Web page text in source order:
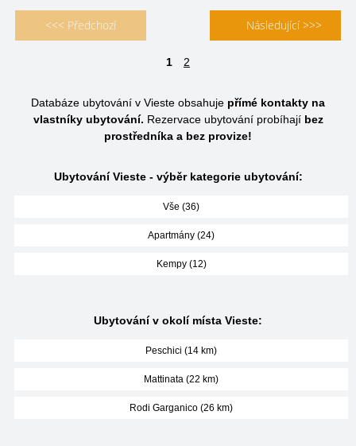
<<< Předchozí Následující >>>
1 2
Databáze ubytování v Vieste obsahuje přímé kontakty na
vlastníky ubytování. Rezervace ubytování probíhají bez
prostředníka a bez provize!
Ubytování Vieste - výběr kategorie ubytování:
Vše (36)
Apartmány (24)
Kempy (12)
Ubytování v okolí místa Vieste:
Peschici (14 km)
Mattinata (22 km)
Rodi Garganico (26 km)